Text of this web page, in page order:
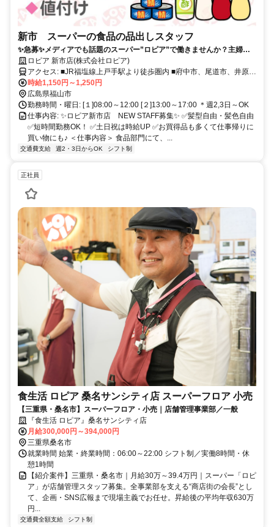
新市 スーパーの食品の品出しスタッフ
✨急募✨メディアでも話題のスーパー”ロピア”で働きませんか？主婦パ
ート・学生活躍❗︎髪色自由/週2,3日～OK/短時間OK
ロピア 新市店(株式会社ロピア)
アクセス: ■JR福塩線上戸手駅より徒歩圏内 ■府中市、尾道市、井原
市、笠岡市、新市駅、高木駅、駅家駅、万能倉駅方面からもアクセス
便利
時給1,150円～1,250円
広島県福山市
勤務時間・曜日: [１]08:00～12:00 [２]13:00～17:00 ＊週2,3日～OK
仕事内容: ✨ロピア新市店 NEW STAFF募集✨ ✅️髪型自由・髪色自由
✅️短時間勤務OK！ ✅️土日祝は時給UP ✅️お買得品も多くて仕事帰りに
買い物にも♪ ＜仕事内容＞ 食品部門にて、...
交通費支給 週2・3日からOK シフト制
正社員
食生活 ロピア 桑名サンシティ店 スーパーフロア 小売
【三重県・桑名市】スーパーフロア・小売｜店舗管理事業部／一般
『食生活 ロピア』桑名サンシティ店
月給300,000円～394,000円
三重県桑名市
就業時間 始業・終業時間：06:00～22:00 シフト制／実働8時間・休
憩1時間
【紹介案件】三重県・桑名市｜月給30万～39.4万円｜スーパー「ロピ
ア」が店舗管理スタッフ募集。全事業部を支える“商店街の会長”とし
て、企画・SNS広報まで現場主義でお任せ。昇給後の平均年収630万
円...
交通費全額支給 シフト制